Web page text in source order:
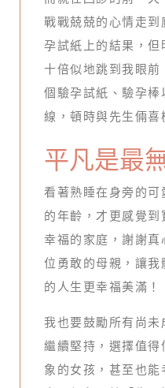
戰戰兢兢的心情走
孕試紙上的結果，
十倍似地跳到我眼
個驗孕試紙、驗孕
線，頓時與先生倆喜
平凡是最
看著熟睡在身旁的
的年齡，才更感覺
幸福的家庭，謝謝
位勇敢的母親，讓
的人生更幸福美滿！
我也要鼓勵所有尚
繼續堅持，選擇值
象的女孩，甚至也